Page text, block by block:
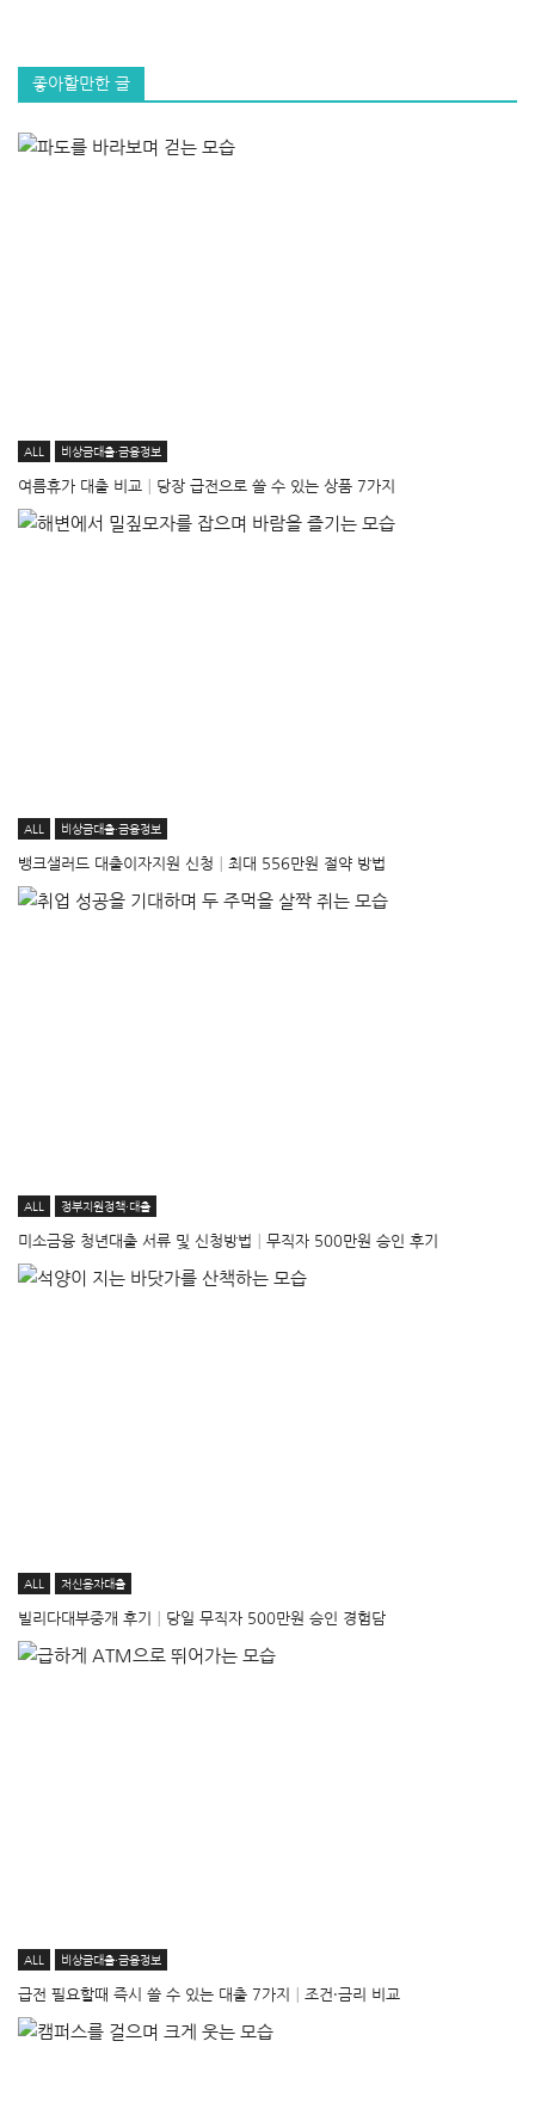
좋아할만한 글
ALL 비상금대출·금융정보
여름휴가 대출 비교│당장 급전으로 쓸 수 있는 상품 7가지
ALL 비상금대출·금융정보
뱅크샐러드 대출이자지원 신청│최대 556만원 절약 방법
ALL 정부지원정책·대출
미소금융 청년대출 서류 및 신청방법│무직자 500만원 승인 후기
ALL 저신용자대출
빌리다대부중개 후기│당일 무직자 500만원 승인 경험담
ALL 비상금대출·금융정보
급전 필요할때 즉시 쓸 수 있는 대출 7가지│조건·금리 비교